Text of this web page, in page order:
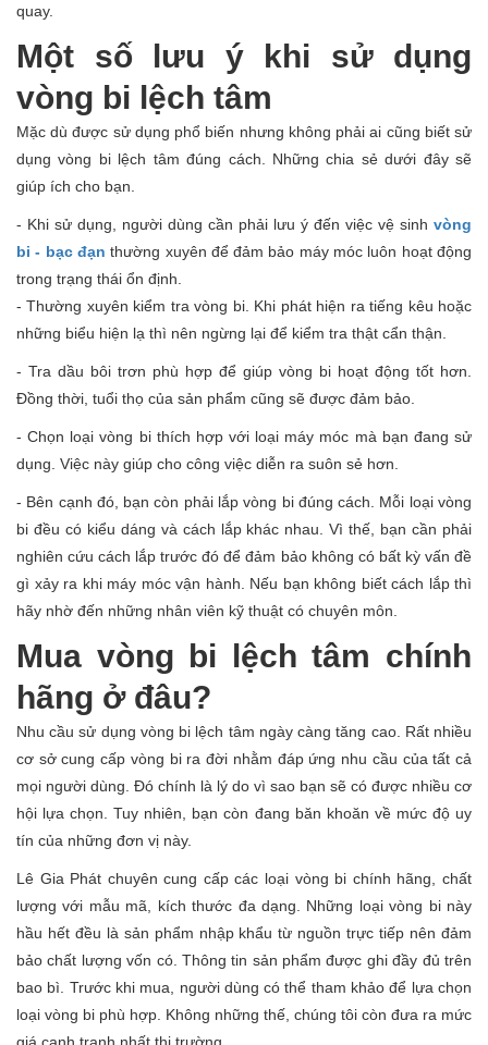
quay.
Một số lưu ý khi sử dụng
vòng bi lệch tâm
Mặc dù được sử dụng phổ biến nhưng không phải ai cũng biết sử
dụng vòng bi lệch tâm đúng cách. Những chia sẻ dưới đây sẽ
giúp ích cho bạn.
- Khi sử dụng, người dùng cần phải lưu ý đến việc vệ sinh vòng
bi - bạc đạnthường xuyên để đảm bảo máy móc luôn hoạt động
trong trạng thái ổn định.
- Thường xuyên kiểm tra vòng bi. Khi phát hiện ra tiếng kêu hoặc
những biểu hiện lạ thì nên ngừng lại để kiểm tra thật cẩn thận.
- Tra dầu bôi trơn phù hợp để giúp vòng bi hoạt động tốt hơn.
Đồng thời, tuổi thọ của sản phẩm cũng sẽ được đảm bảo.
- Chọn loại vòng bi thích hợp với loại máy móc mà bạn đang sử
dụng. Việc này giúp cho công việc diễn ra suôn sẻ hơn.
- Bên cạnh đó, bạn còn phải lắp vòng bi đúng cách. Mỗi loại vòng
bi đều có kiểu dáng và cách lắp khác nhau. Vì thế, bạn cần phải
nghiên cứu cách lắp trước đó để đảm bảo không có bất kỳ vấn đề
gì xảy ra khi máy móc vận hành. Nếu bạn không biết cách lắp thì
hãy nhờ đến những nhân viên kỹ thuật có chuyên môn.
Mua vòng bi lệch tâm chính
hãng ở đâu?
Nhu cầu sử dụng vòng bi lệch tâm ngày càng tăng cao. Rất nhiều
cơ sở cung cấp vòng bi ra đời nhằm đáp ứng nhu cầu của tất cả
mọi người dùng. Đó chính là lý do vì sao bạn sẽ có được nhiều cơ
hội lựa chọn. Tuy nhiên, bạn còn đang băn khoăn về mức độ uy
tín của những đơn vị này.
Lê Gia Phát chuyên cung cấp các loại vòng bi chính hãng, chất
lượng với mẫu mã, kích thước đa dạng. Những loại vòng bi này
hầu hết đều là sản phẩm nhập khẩu từ nguồn trực tiếp nên đảm
bảo chất lượng vốn có. Thông tin sản phẩm được ghi đầy đủ trên
bao bì. Trước khi mua, người dùng có thể tham khảo để lựa chọn
loại vòng bi phù hợp. Không những thế, chúng tôi còn đưa ra mức
giá cạnh tranh nhất thị trường.